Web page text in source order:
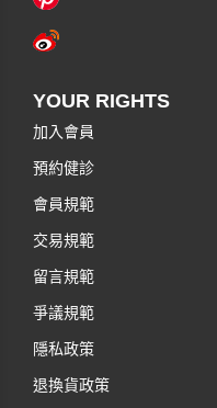
YOUR RIGHTS
加入會員
預約健診
會員規範
交易規範
留言規範
爭議規範
隱私政策
退換貨政策